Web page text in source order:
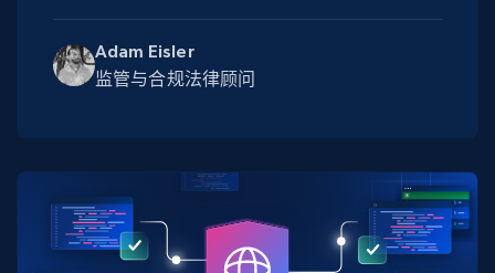
Adam Eisler
监管与合规法律顾问